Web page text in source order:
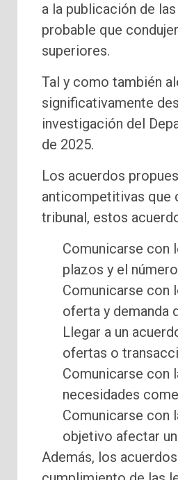
a la publicación de
probable que
superiores.
Tal y como también
significativamente
investigación del
de 2025.
Los acuerdos
anticompetitivas que
tribunal, estos
Comunicarse con
plazos y el
Comunicarse con
oferta y demanda
Llegar a un
ofertas o
Comunicarse con
necesidades
Comunicarse con
objetivo afectar
Además, los